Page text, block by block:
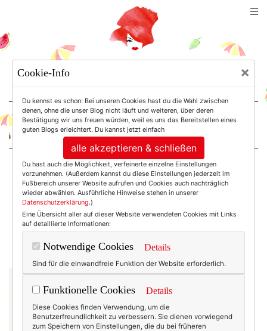
For Women. Not Girls.
Einträge mit dem
Tag: Brokkoli
Cookie-Info ×
Du kennst es schon: Bei unseren Cookies hast du die Wahl zwischen
denen, ohne die unser Blog nicht läuft und weiteren, über deren
Bestätigung wir uns freuen würden, weil es uns das Bereitstellen eines
guten Blogs erleichtert. Du kannst jetzt einfach
alle akzeptieren & schließen
Du hast auch die Möglichkeit, verfeinerte einzelne Einstellungen
vorzunehmen. (Außerdem kannst du diese Einstellungen jederzeit im
Fußbereich unserer Website aufrufen und Cookies auch nachträglich
wieder abwählen. Ausführliche Hinweise stehen in unserer
Datenschutzerklärung.)
Eine Übersicht aller auf dieser Website verwendeten Cookies mit Links
auf detaillierte Informationen:
Notwendige Cookies Details
Sind für die einwandfreie Funktion der Website erforderlich.
Funktionelle Cookies Details
Diese Cookies finden Verwendung, um die
Benutzerfreundlichkeit zu verbessern. Sie dienen vorwiegend
zum Speichern von Einstellungen, die du bei früheren